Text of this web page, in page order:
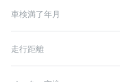
車検満了年月
走行距離